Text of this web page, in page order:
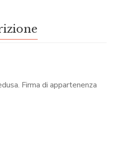
Firma di appartenenza